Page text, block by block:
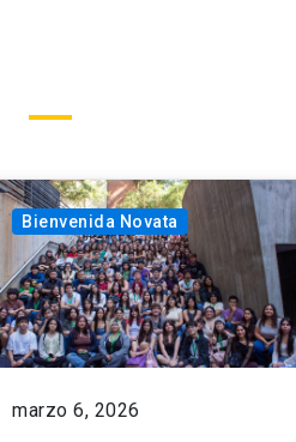
Bienvenida Novata
marzo 6, 2026